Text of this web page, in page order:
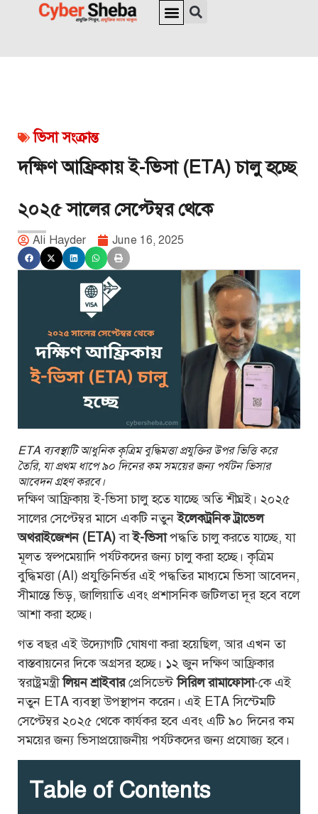
ভিসা সংক্রান্ত
দক্ষিণ আফ্রিকায় ই-ভিসা (ETA) চালু হচ্ছে
২০২৫ সালের সেপ্টেম্বর থেকে
Ali Hayder June 16, 2025
ETA ব্যবস্থাটি আধুনিক কৃত্রিম বুদ্ধিমত্তা প্রযুক্তির উপর ভিত্তি করে
তৈরি, যা প্রথম ধাপে ৯০ দিনের কম সময়ের জন্য পর্যটন ভিসার
আবেদন গ্রহণ করবে।
দক্ষিণ আফ্রিকায় ই-ভিসা চালু হতে যাচ্ছে অতি শীঘ্রই। ২০২৫
সালের সেপ্টেম্বর মাসে একটি নতুনইলেকট্রনিক ট্রাভেল
অথরাইজেশন (ETA)বাই-ভিসাপদ্ধতি চালু করতে যাচ্ছে, যা
মূলত স্বল্পমেয়াদি পর্যটকদের জন্য চালু করা হচ্ছে। কৃত্রিম
বুদ্ধিমত্তা (AI) প্রযুক্তিনির্ভর এই পদ্ধতির মাধ্যমে ভিসা আবেদন,
সীমান্তে ভিড়, জালিয়াতি এবং প্রশাসনিক জটিলতা দূর হবে বলে
আশা করা হচ্ছে।
গত বছর এই উদ্যোগটি ঘোষণা করা হয়েছিল, আর এখন তা
বাস্তবায়নের দিকে অগ্রসর হচ্ছে। ১২ জুন দক্ষিণ আফ্রিকার
স্বরাষ্ট্রমন্ত্রীলিয়ন শ্রাইবারপ্রেসিডেন্টসিরিল রামাফোসা-কে এই
নতুন ETA ব্যবস্থা উপস্থাপন করেন। এই ETA সিস্টেমটি
সেপ্টেম্বর ২০২৫ থেকে কার্যকর হবে এবং এটি ৯০ দিনের কম
সময়ের জন্য ভিসাপ্রয়োজনীয় পর্যটকদের জন্য প্রযোজ্য হবে।
Table of Contents